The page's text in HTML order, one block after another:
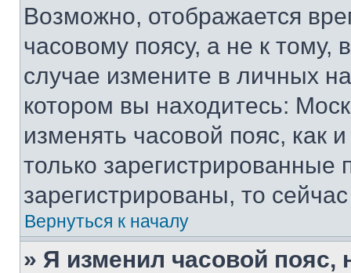
Возможно, отображается
часовому поясу, а не к тому,
случае измените в личных
котором вы находитесь:
изменять часовой пояс, как
только
зарегистрированы, то
Вернуться к началу
» Я изменил часовой пояс,